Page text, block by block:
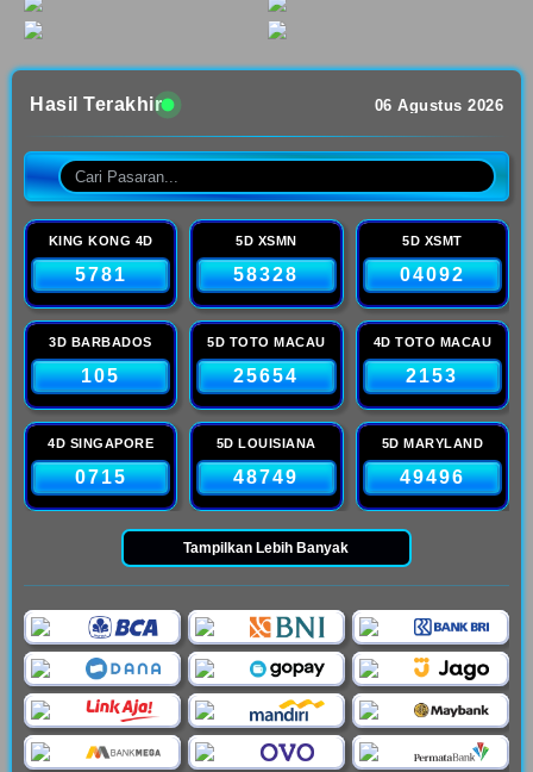
Hasil Terakhir 06 Agustus 2026
KING KONG 4D
5781
5D XSMN
58328
5D XSMT
04092
3D BARBADOS
105
5D TOTO MACAU
25654
4D TOTO MACAU
2153
4D SINGAPORE
0715
5D LOUISIANA
48749
5D MARYLAND
49496
Tampilkan Lebih Banyak